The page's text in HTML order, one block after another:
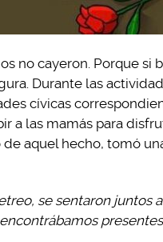
no cayeron. Porque
Durante las
cívicas
a las mamás para
aquel hecho, tomó
se sentaron juntos